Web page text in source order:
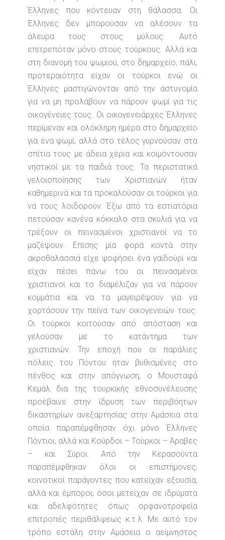
Έλληνες που κόντευαν στη θάλασσα. Οι
Έλληνες δεν μπορούσαν να αλέσουν τα
άλευρα τους στους μύλους. Αυτό
επιτρεπόταν μόνο στους τούρκους. Αλλά και
στη διανομή του ψωμιού, στο δημαρχείο, πάλι,
προτεραιότητα είχαν οι τούρκοι ενώ οι
Έλληνες μαστιγώνονταν από την αστυνομία
για να μη προλάβουν να πάρουν ψωμί για τις
οικογένειες τους. Οι οικογενειάρχες Έλληνες
περίμεναν και ολόκληρη ημέρα στο δημαρχείο
για ένα ψωμί, αλλά στο τέλος γυρνούσαν στα
σπίτια τους με άδεια χέρια και κοιμόντουσαν
νηστικοί με τα παιδιά τους. Τα περιστατικά
γελοιοποίησης των Χριστιανών ήταν
καθημερινά και τα προκαλούσαν οι τούρκοι για
να τους λοιδορούν. Έξω από τα εστιατόρια
πετούσαν κανένα κόκκαλο στα σκυλιά για να
τρέξουν οι πεινασμένοι χριστιανοί να το
μαζέψουν. Επίσης μία φορά κοντά στην
ακροθαλασσιά είχε ψοφήσει ένα γαϊδούρι και
είχαν πέσει πάνω του οι πεινασμένοι
χριστιανοί και το διαμέλιζαν για να πάρουν
κομμάτια και να τα μαγειρέψουν για να
χορτάσουν την πείνα των οικογενειών τους.
Οι τούρκοι κοιτούσαν από απόσταση και
γελούσαν με το κατάντημα των
χριστιανών. Την εποχή που οι παράλιες
πόλεις του Πόντου ήταν βυθισμένες στο
πένθος και στην απόγνωση, ο Μουσταφά
Κεμάλ δια της τουρκικής εθνοσυνέλευσης
προέβαινε στην ίδρυση των περιβόητων
δικαστηρίων ανεξαρτησίας στην Αμάσεια στα
οποία παραπέμφθησαν όχι μόνο Έλληνες
Πόντιοι, αλλά και Κούρδοι – Τούρκοι – Άραβες
– και Σύροι. Από την Κερασούντα
παραπέμφθηκαν όλοι οι επιστήμονες,
κοινοτικοί παράγοντες που κατείχαν εξουσία,
αλλά και έμποροι, όσοι μετείχαν σε ιδρύματα
και αδελφότητες όπως ορφανοτροφεία
επιτροπές περιθάλψεως κ.τ.λ. Με αυτό τον
τρόπο εστάλη στην Αμάσεια ο αείμνηστος